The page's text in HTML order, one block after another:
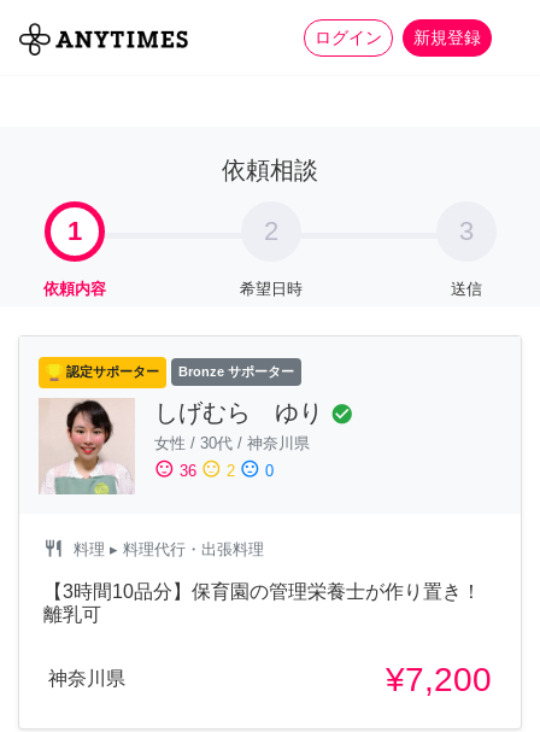
ログイン 新規登録
全て 家事 more_horiz
依頼相談
1
依頼内容
2
希望日時
3
送信
認定サポーター Bronze サポーター
しげむら ゆり check_circle
女性 / 30代 / 神奈川県
sentiment_satisfied 36 sentiment_neutral 2 sentiment_dissatisfied 0
restaurant 料理 ▸ 料理代行・出張料理
【3時間10品分】保育園の管理栄養士が作り置き！
離乳可
神奈川県 ¥7,200